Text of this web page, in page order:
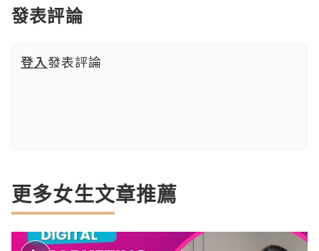
發表評論
登入發表評論
更多女生文章推薦